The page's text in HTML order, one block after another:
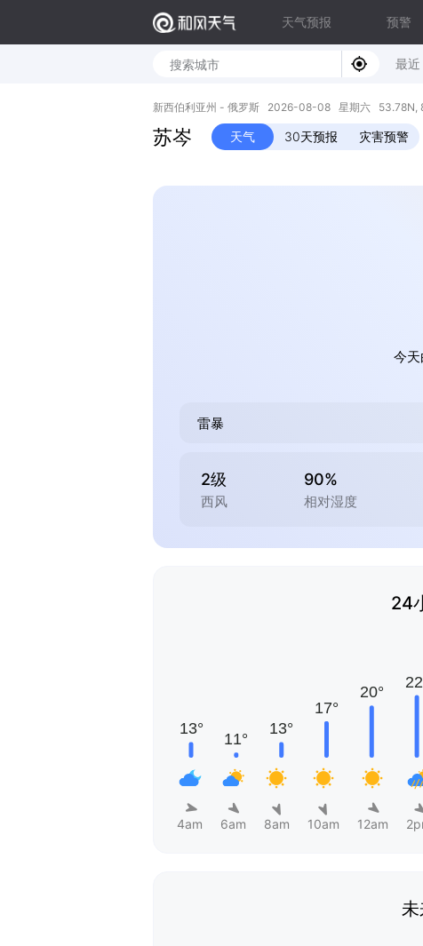
天气预报 预警
最近
新西伯利亚州 - 俄罗斯 2026-08-08 星期六 53.78N,
苏岑 天气 30天预报 灾害预警
今天
雷暴
2级
西风
90%
相对湿度
24
4am 6am 8am 10am 12am
未